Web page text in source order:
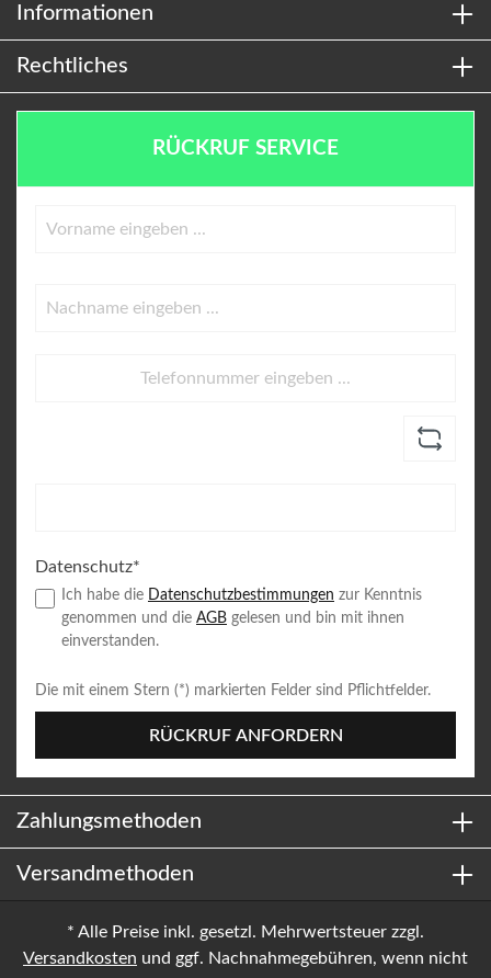
Informationen
Rechtliches
RÜCKRUF SERVICE
Datenschutz*
Ich habe die Datenschutzbestimmungen zur Kenntnis
genommen und die AGB gelesen und bin mit ihnen
einverstanden.
Die mit einem Stern (*) markierten Felder sind Pflichtfelder.
RÜCKRUF ANFORDERN
Zahlungsmethoden
Versandmethoden
* Alle Preise inkl. gesetzl. Mehrwertsteuer zzgl.
Versandkosten und ggf. Nachnahmegebühren, wenn nicht